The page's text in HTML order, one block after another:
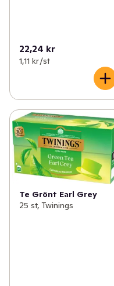
22,24 kr
1,11 kr /st
Te Grönt Earl Grey
25 st, Twinings